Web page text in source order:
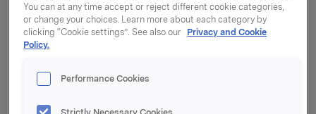
innebär att vi i större eller mindre grad använder
personuppgifterna, på så sätt som beskrivs nedan,
och den här informationen hjälper oss att förbättra
mer relevant för mottagarna.
Besökarna kan frivilligt välja att godkänna
You can at any time accept or reject different cookie categories,
or change your choices. Learn more about each category by
clicking “Cookie settings”. See also our Privacy and Cookie
Policy.
Performance Cookies